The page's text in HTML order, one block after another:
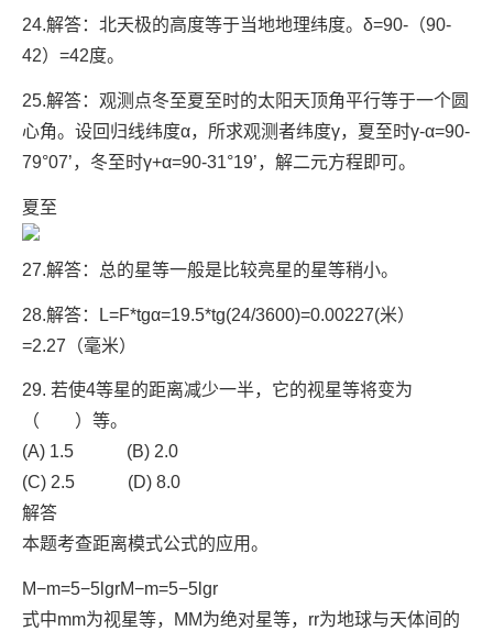
24.解答：北天极的高度等于当地地理纬度。δ=90-（90-
42）=42度。
25.解答：观测点冬至夏至时的太阳天顶角平行等于一个圆
心角。设回归线纬度α，所求观测者纬度γ，夏至时γ-α=90-
79°07’，冬至时γ+α=90-31°19’，解二元方程即可。
夏至
27.解答：总的星等一般是比较亮星的星等稍小。
28.解答：L=F*tgα=19.5*tg(24/3600)=0.00227(米）
=2.27（毫米）
29. 若使4等星的距离减少一半，它的视星等将变为
（ ）等。
(A) 1.5 (B) 2.0
(C) 2.5 (D) 8.0
解答
本题考查距离模式公式的应用。
M−m=5−5 lgrM−m=5−5lg⁡r
式中mm为视星等， M M为绝对星等， rr为地球与天体间的